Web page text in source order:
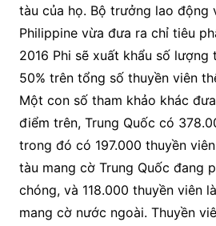
tàu của họ. Bộ trưởng lao động
Philippine vừa đưa ra chỉ tiêu
2016 Phi sẽ xuất khẩu số lượng
50% trên tổng số thuyền viên
Một con số tham khảo khác
điểm trên, Trung Quốc có
trong đó có 197.000 thuyền
tàu mang cờ Trung Quốc đang
chóng, và 118.000 thuyền viên
mang cờ nước ngoài. Thuyền